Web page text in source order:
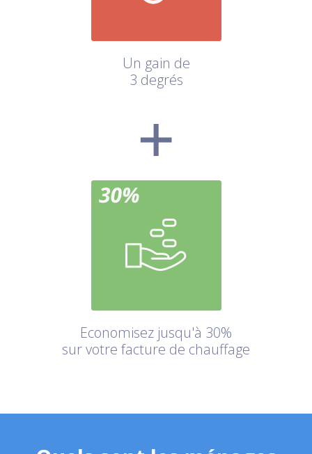
Un gain de
3 degrés
Economisez jusqu'à 30%
sur votre facture de chauffage